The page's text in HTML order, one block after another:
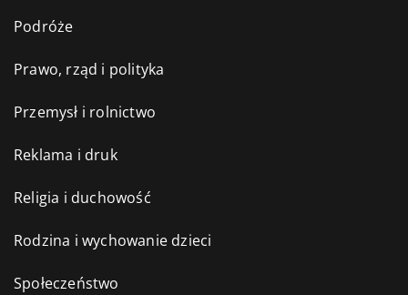
Podróże
Prawo, rząd i polityka
Przemysł i rolnictwo
Reklama i druk
Religia i duchowość
Rodzina i wychowanie dzieci
Społeczeństwo